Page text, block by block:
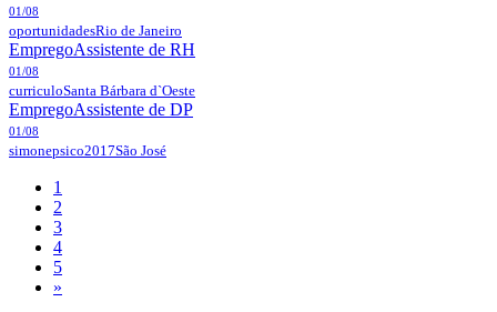
01/08
oportunidadesRio de Janeiro
EmpregoAssistente de RH
01/08
curriculoSanta Bárbara d`Oeste
EmpregoAssistente de DP
01/08
simonepsico2017São José
1
2
3
4
5
»